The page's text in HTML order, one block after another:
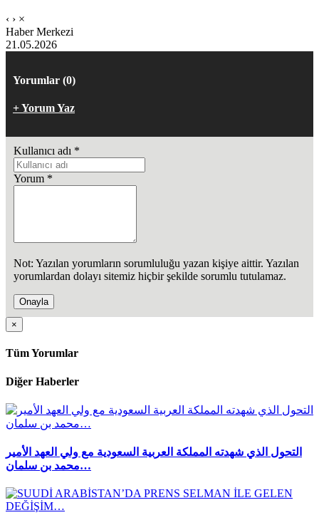
‹ › ×
Haber Merkezi
21.05.2026
Yorumlar (0)
+ Yorum Yaz
Kullanıcı adı *
Yorum *
Not: Yazılan yorumların sorumluluğu yazan kişiye aittir. Yazılan
yorumlardan dolayı sitemiz hiçbir şekilde sorumlu tutulamaz.
Onayla
×
Tüm Yorumlar
Diğer Haberler
التحول الذي شهدته المملكة العربية السعودية مع ولي العهد الأمير
محمد بن سلمان…